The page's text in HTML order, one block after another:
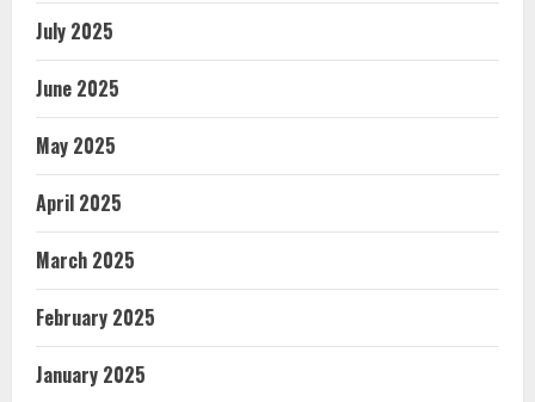
July 2025
June 2025
May 2025
April 2025
March 2025
February 2025
January 2025